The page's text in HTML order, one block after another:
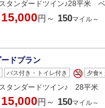
ンダードツイン♪28平米 ベ
15,000円～ 150マイル～
ドプラン
バス付き・トイレ付き 夕食×
タンダードツイン♪ 28平米
15,000円～ 150マイル～